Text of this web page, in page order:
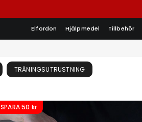
Elfordon Hjälpmedel Tillbehör
TRÄNINGSUTRUSTNING
SPARA50 kr